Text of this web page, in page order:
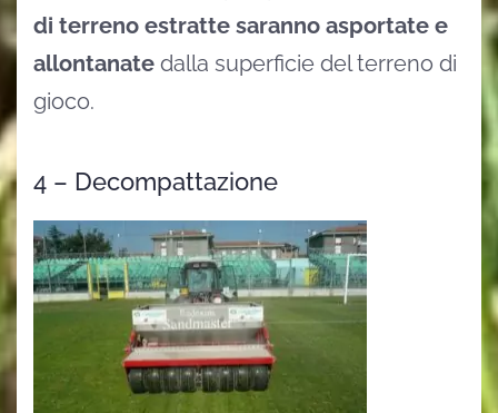
di terreno estratte saranno asportate e
allontanate dalla superficie del terreno di
gioco.
4 – Decompattazione